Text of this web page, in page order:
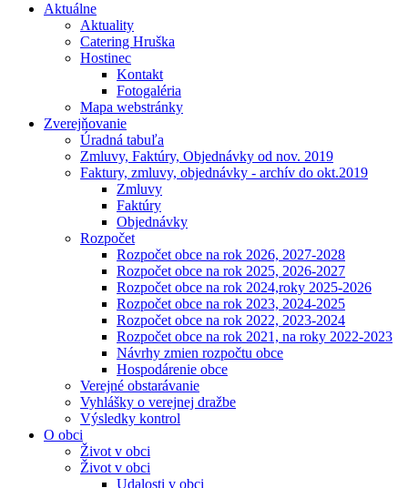
Aktuálne
Aktuality
Catering Hruška
Hostinec
Kontakt
Fotogaléria
Mapa webstránky
Zverejňovanie
Úradná tabuľa
Zmluvy, Faktúry, Objednávky od nov. 2019
Faktury, zmluvy, objednávky - archív do okt.2019
Zmluvy
Faktúry
Objednávky
Rozpočet
Rozpočet obce na rok 2026, 2027-2028
Rozpočet obce na rok 2025, 2026-2027
Rozpočet obce na rok 2024,roky 2025-2026
Rozpočet obce na rok 2023, 2024-2025
Rozpočet obce na rok 2022, 2023-2024
Rozpočet obce na rok 2021, na roky 2022-2023
Návrhy zmien rozpočtu obce
Hospodárenie obce
Verejné obstarávanie
Vyhlášky o verejnej dražbe
Výsledky kontrol
O obci
Život v obci
Život v obci
Udalosti v obci